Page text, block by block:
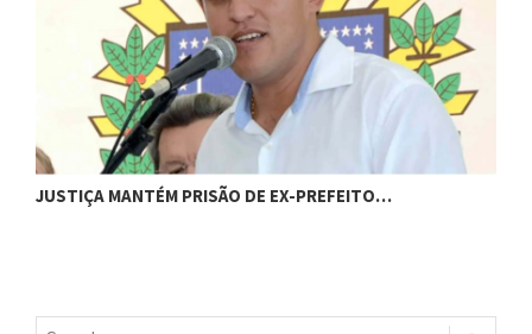
JUSTIÇA MANTÉM PRISÃO DE EX-PREFEITO…